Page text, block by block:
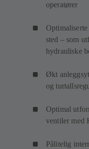
operatører
sted – som
hydrauliske
Økt
og
Optimal
ventiler med
Pålitelig